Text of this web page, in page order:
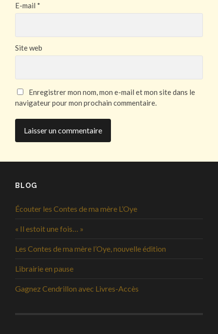
E-mail *
Site web
Enregistrer mon nom, mon e-mail et mon site dans le
navigateur pour mon prochain commentaire.
BLOG
Écouter les Contes de ma mère L’Oye
« Il estoit une fois… »
Les Contes de ma mère l’Oye, nouvelle édition
Librairie en pause
Gagnez Cendrillon avec Livres-Accès